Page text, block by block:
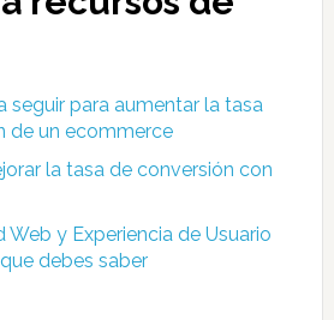
seguir para aumentar la tasa
de un ecommerce
la tasa de conversión con
Web y Experiencia de Usuario
debes saber